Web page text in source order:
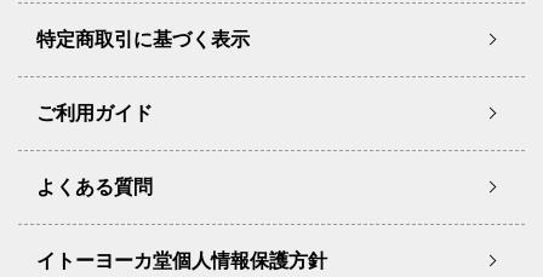
特定商取引に基づく表示
ご利用ガイド
よくある質問
イトーヨーカ堂個人情報保護方針